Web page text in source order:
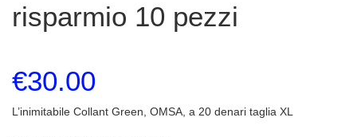
risparmio 10 pezzi
€30.00
L’inimitabile Collant Green, OMSA, a 20 denari taglia XL